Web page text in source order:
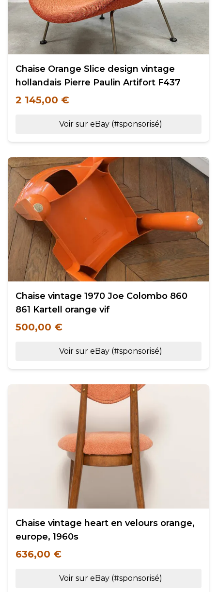
Chaise Orange Slice design vintage
hollandais Pierre Paulin Artifort F437
2 145,00 €
Voir sur eBay (#sponsorisé)
Chaise vintage 1970 Joe Colombo 860
861 Kartell orange vif
500,00 €
Voir sur eBay (#sponsorisé)
Chaise vintage heart en velours orange,
europe, 1960s
636,00 €
Voir sur eBay (#sponsorisé)